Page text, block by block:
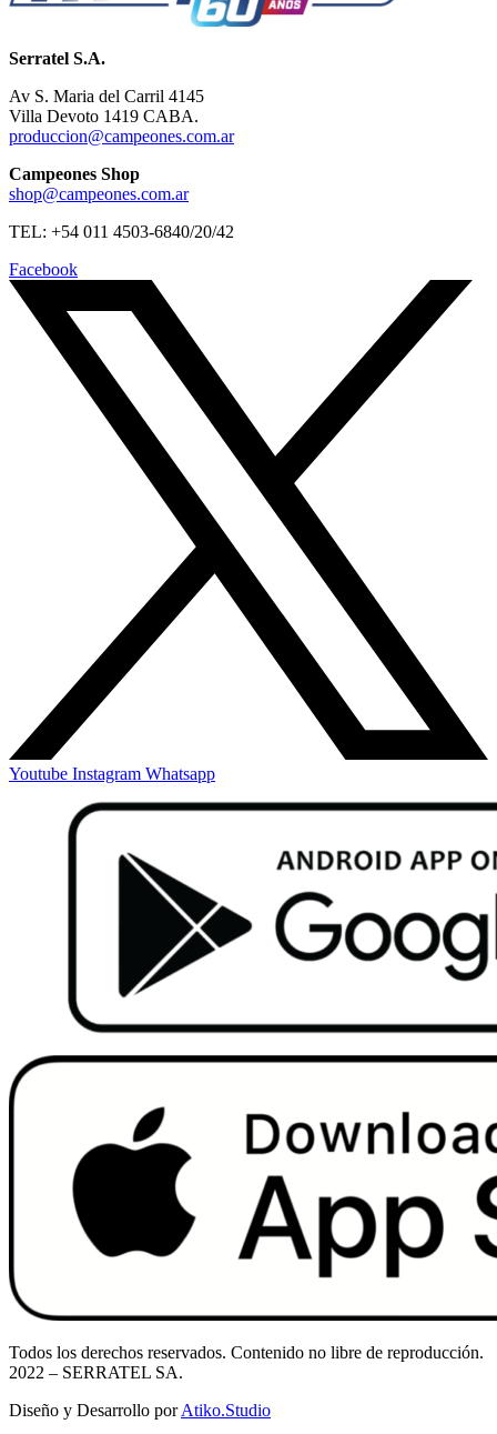
Serratel S.A.
Av S. Maria del Carril 4145
Villa Devoto 1419 CABA.
produccion@campeones.com.ar
Campeones Shop
shop@campeones.com.ar
TEL: +54 011 4503-6840/20/42
Facebook
Youtube Instagram Whatsapp
Todos los derechos reservados. Contenido no libre de reproducción.
2022 – SERRATEL SA.
Diseño y Desarrollo porAtiko.Studio